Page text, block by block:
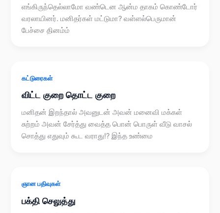
எங்கிருந்தெல்லாமோ வண்டென ஆன்ம தாகம் கொண்டோர்
வரலாயினர். மனிதர்கள் மட்டுமா? வள்ளல்பெருமான்
பேச்சை தினம்ம்
கட்டுரைகள்
விட்ட குறை தொட்ட குறை
மனிதன் இறந்தால் அவனுடன் அவன் மனைவி மக்கள்
சுற்றம் அவன் சேர்த்து வைத்த பொன் பொருள் வீடு வாசல்
சொத்து எதுவும் கூட வராது!? இந்த உண்மை
ஞான பதிவுகள்
பக்தி செலுத்து